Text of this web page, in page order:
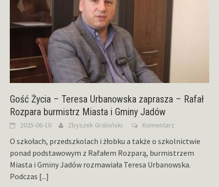
Gość Życia – Teresa Urbanowska zaprasza – Rafał
Rozpara burmistrz Miasta i Gminy Jadów
2025-06-10 Zbyszek Grabiński Komentarz
O szkołach, przedszkolach i żłobku a także o szkolnictwie
ponad podstawowym z Rafałem Rozparą, burmistrzem
Miasta i Gminy Jadów rozmawiała Teresa Urbanowska.
Podczas [...]